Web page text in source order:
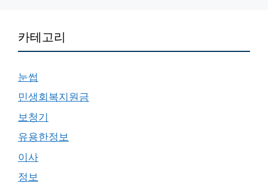
카테고리
눈썹
민생회복지원금
보청기
유용한정보
이사
정보